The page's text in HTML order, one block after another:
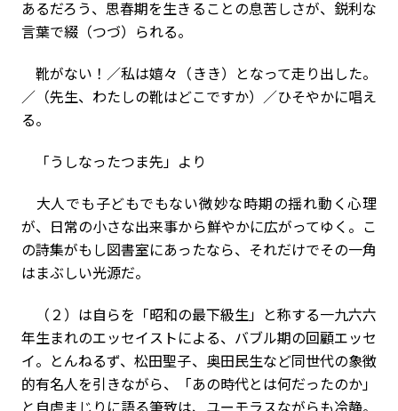
あるだろう、思春期を生きることの息苦しさが、鋭利な
言葉で綴（つづ）られる。
靴がない！／私は嬉々（きき）となって走り出した。
／（先生、わたしの靴はどこですか）／ひそやかに唱え
る。
「うしなったつま先」より
大人でも子どもでもない微妙な時期の揺れ動く心理
が、日常の小さな出来事から鮮やかに広がってゆく。こ
の詩集がもし図書室にあったなら、それだけでその一角
はまぶしい光源だ。
（２）は自らを「昭和の最下級生」と称する一九六六
年生まれのエッセイストによる、バブル期の回顧エッセ
イ。とんねるず、松田聖子、奥田民生など同世代の象徴
的有名人を引きながら、「あの時代とは何だったのか」
と自虐まじりに語る筆致は、ユーモラスながらも冷静。